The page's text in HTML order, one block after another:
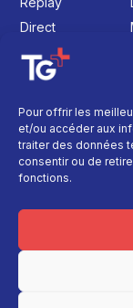
Pour offrir les
et/ou accéder aux
traiter des données
consentir ou de
fonctions.
Direct
Programme TV
La chaine